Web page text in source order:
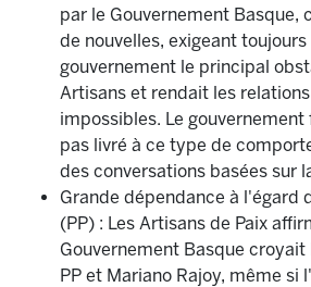
par le Gouvernement Basque,
de nouvelles, exigeant
gouvernement le principal
Artisans et rendait les
impossibles. Le
pas livré à ce type de
des conversations basées sur
Grande dépendance à l'égard
(PP) : Les Artisans de Paix
Gouvernement Basque
PP et Mariano Rajoy, même si